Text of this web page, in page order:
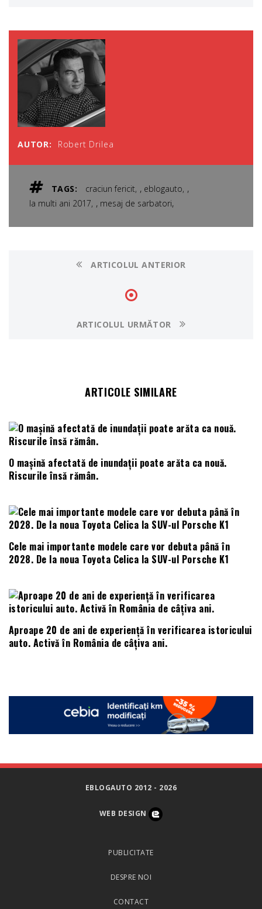
AUTOR: Robert Drilea
TAGS: craciun fericit , eblogauto ,
la multi ani 2017 , mesaj de sarbatori,
ARTICOLUL ANTERIOR
ARTICOLUL URMĂTOR
ARTICOLE SIMILARE
O mașină afectată de inundații poate arăta ca nouă.
Riscurile însă rămân.
Cele mai importante modele care vor debuta până în
2028. De la noua Toyota Celica la SUV-ul Porsche K1
Aproape 20 de ani de experiență în verificarea istoricului
auto. Activă în România de câțiva ani.
EBLOGAUTO 2012 - 2026
WEB DESIGN
PUBLICITATE
DESPRE NOI
CONTACT